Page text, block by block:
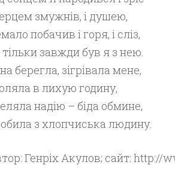
змужнів, і душею,
побачив і горя, і сліз,
тільки завжди був я з нею.
берегла, зігрівала мене,
в лихую годину,
надію – біда обмине,
з хлопчиська людину.
Генріх Акулов; сайт: http://